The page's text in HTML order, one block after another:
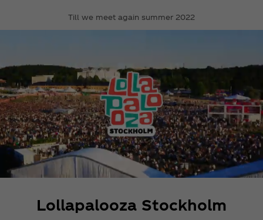
Till we meet again summer 2022
Lollapalooza Stockholm